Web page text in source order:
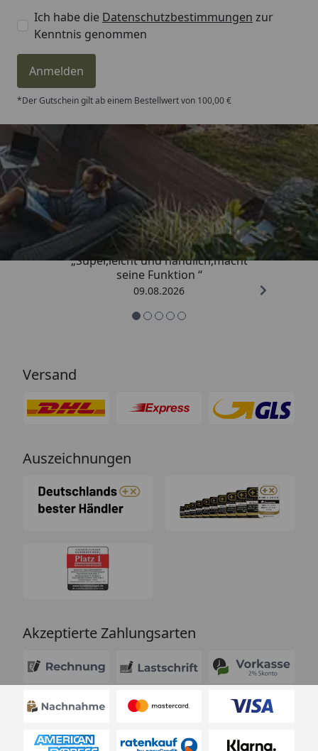
Ich habe die Datenschutzbestimmungen zur
Kenntnis genommen
Anmelden
*Der Gutschein gilt ab einem Bestellwert von 100,00 €
Trusted Shops
4,81/ 5
„Super,leicht und handlich,macht
seine Funktion “
09.08.2026
Versand
Auszeichnungen
Akzeptierte Zahlungsarten